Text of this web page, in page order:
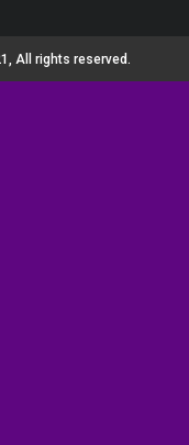
All rights reserved.